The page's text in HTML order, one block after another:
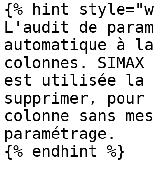
{% hint
L'audit de
automatique à
colonnes.
est utilisée la
supprimer, pour
colonne sans
paramétrage.
{% endhint %}